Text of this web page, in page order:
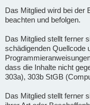
Das Mitglied wird bei der
beachten und befolgen.
Das Mitglied stellt ferner
schädigenden Quellcode
dass die Inhalte nicht
303a), 303b StGB
Das Mitglied stellt ferner